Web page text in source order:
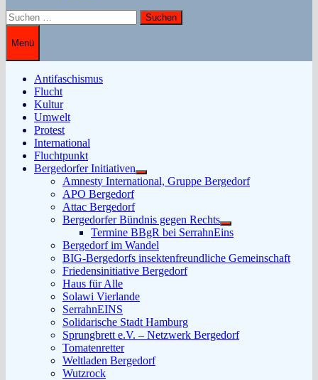
Suchen
nach:
Menü
Antifaschismus
Flucht
Kultur
Umwelt
Protest
International
Fluchtpunkt
Bergedorfer Initiativen
Untermenü
anzeigen
Amnesty International, Gruppe Bergedorf
APO Bergedorf
Attac Bergedorf
Bergedorfer Bündnis gegen Rechts
Untermenü
anzeigen
Termine BBgR bei SerrahnEins
Bergedorf im Wandel
BIG-Bergedorfs insektenfreundliche Gemeinschaft
Friedensinitiative Bergedorf
Haus für Alle
Solawi Vierlande
SerrahnEINS
Solidarische Stadt Hamburg
Sprungbrett e.V. – Netzwerk Bergedorf
Tomatenretter
Weltladen Bergedorf
Wutzrock